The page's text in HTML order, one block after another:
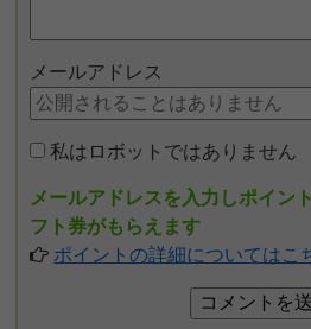
メールアドレス
私はロボットではありません
メールアドレスを入力しポイン
フト券がもらえます
ポイントの詳細についてはこ